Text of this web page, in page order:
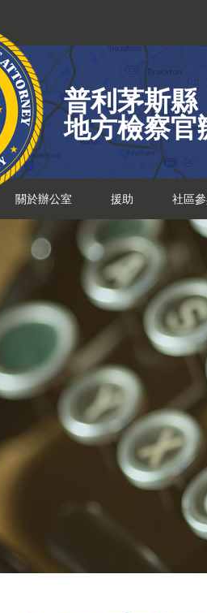
普利茅斯縣
地方檢察官
關於辦公室 援助 社區